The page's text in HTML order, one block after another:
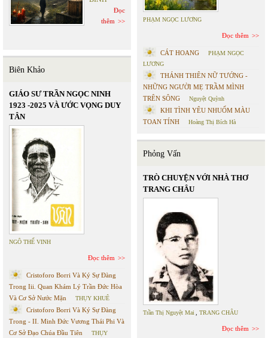
Đọc
thêm
Biên Khảo
GIÁO SƯ TRẦN NGỌC NINH
1923 -2025 VÀ ƯỚC VỌNG DUY
TÂN
NGÔ THẾ VINH
Đọc thêm
Cristoforo Borri Và Ký Sự Đàng
Trong Iii. Quan Khám Lý Trần Đức Hòa
Và Cơ Sở Nước Mặn
THỤY KHUÊ
Cristoforo Borri Và Ký Sự Đàng
Trong - II. Minh Đức Vương Thái Phi Và
Cơ Sở Đạo Chúa Đầu Tiên
THỤY
PHẠM NGỌC LƯƠNG
Đọc thêm
CÁT HOANG
PHẠM NGỌC
LƯƠNG
THÁNH THIÊN NỮ TƯỚNG -
NHỮNG NGƯỜI MẸ TRẦM MÌNH
TRÊN SÔNG
Nguyệt Quỳnh
KHI TÌNH YÊU NHUỐM MÀU
TOAN TÍNH
Hoàng Thị Bích Hà
Phỏng Vấn
TRÒ CHUYỆN VỚI NHÀ THƠ
TRANG CHÂU
Trần Thị Nguyệt Mai TRANG CHÂU
Đọc thêm